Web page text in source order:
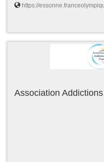
https://
Association